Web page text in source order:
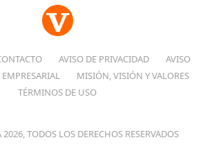
AVISO DE PRIVACIDAD
AVISO
MISIÓN, VISIÓN Y VALORES
TÉRMINOS DE USO
TODOS LOS DERECHOS RESERVADOS